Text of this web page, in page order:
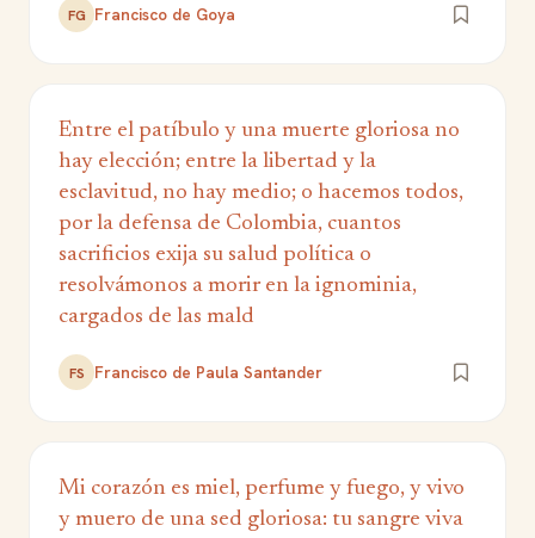
FG Francisco de Goya
Entre el patíbulo y una muerte gloriosa no
hay elección; entre la libertad y la
esclavitud, no hay medio; o hacemos todos,
por la defensa de Colombia, cuantos
sacrificios exija su salud política o
resolvámonos a morir en la ignominia,
cargados de las mald
FS Francisco de Paula Santander
Mi corazón es miel, perfume y fuego, y vivo
y muero de una sed gloriosa: tu sangre viva